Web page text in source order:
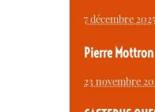
7 décembre 2025
Pierre
23 novembre